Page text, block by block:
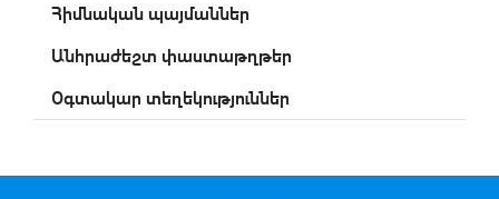
Հիմնական պայմաններ
Անհրաժեշտ փաստաթղթեր
Օգտակար տեղեկություններ